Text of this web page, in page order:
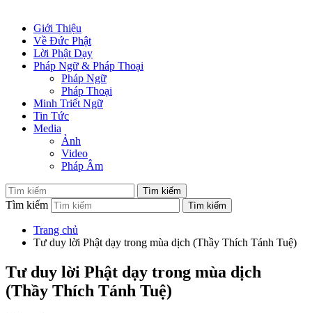
Giới Thiệu
Về Đức Phật
Lời Phật Dạy
Pháp Ngữ & Pháp Thoại
Pháp Ngữ
Pháp Thoại
Minh Triết Ngữ
Tin Tức
Media
Ảnh
Video
Pháp Âm
Tìm kiếm
Trang chủ
Tư duy lời Phật dạy trong mùa dịch (Thầy Thích Tánh Tuệ)
Tư duy lời Phật dạy trong mùa dịch
(Thầy Thích Tánh Tuệ)